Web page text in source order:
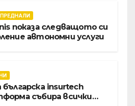
показа следващото си
автономни услуги
българска insurtech
събира всички